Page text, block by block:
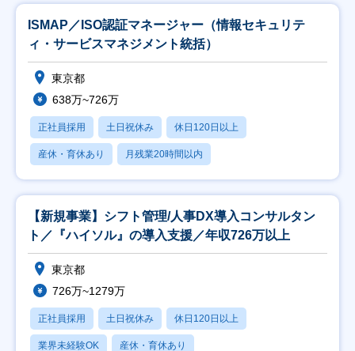
ISMAP／ISO認証マネージャー（情報セキュリテ
ィ・サービスマネジメント統括）
東京都
638万~726万
正社員採用 土日祝休み 休日120日以上
産休・育休あり 月残業20時間以内
【新規事業】シフト管理/人事DX導入コンサルタン
ト／『ハイソル』の導入支援／年収726万以上
東京都
726万~1279万
正社員採用 土日祝休み 休日120日以上
業界未経験OK 産休・育休あり